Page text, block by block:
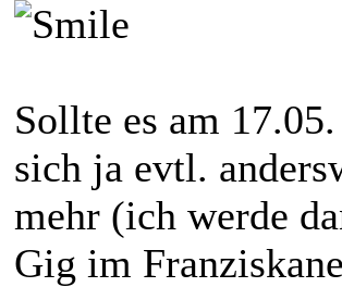
Sollte es am
sich ja evtl.
mehr (ich werde
Gig im